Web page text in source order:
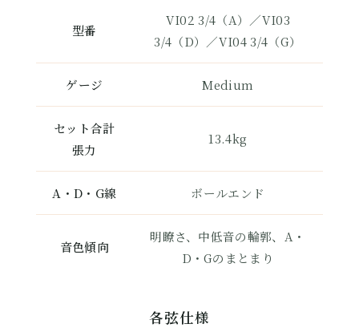
型番
VI02 3/4（A）／VI03
3/4（D）／VI04 3/4（G）
ゲージ Medium
セット合計
張力
13.4kg
A・D・G線 ボールエンド
音色傾向
明瞭さ、中低音の輪郭、A・
D・Gのまとまり
各弦仕様